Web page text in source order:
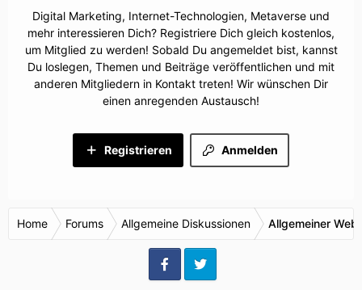
Digital Marketing, Internet-Technologien, Metaverse und
mehr interessieren Dich? Registriere Dich gleich kostenlos,
um Mitglied zu werden! Sobald Du angemeldet bist, kannst
Du loslegen, Themen und Beiträge veröffentlichen und mit
anderen Mitgliedern in Kontakt treten! Wir wünschen Dir
einen anregenden Austausch!
Anmelden
Registrieren
Home Forums Allgemeine Diskussionen Allgemeiner